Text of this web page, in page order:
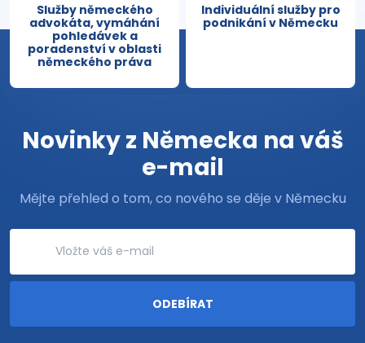
Služby německého
advokáta, vymáhání
pohledávek a
poradenství v oblasti
německého práva
Individuální služby pro
podnikání v Německu
Novinky z Německa na váš
e-mail
Mějte přehled o tom, co nového se děje v Německu